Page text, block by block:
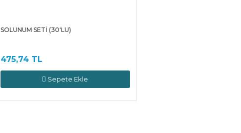
SOLUNUM SETİ (30'LU)
475,74 TL
Sepete Ekle